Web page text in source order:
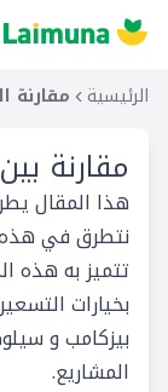
الرئيسية مقارنة
مقارنة بين
هذا المقال
نتطرق في هذه
تتميز به هذه
بخيارات
بيزكامب و
المشاريع.